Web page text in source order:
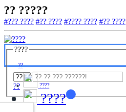
?? ?????
#??? ???? #?? ???? #???? ???? #?? ????
????
??
?? ????
????